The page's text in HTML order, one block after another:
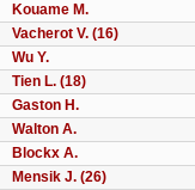
Kouame M.
Vacherot V. (16)
Wu Y.
Tien L. (18)
Gaston H.
Walton A.
Blockx A.
Mensik J. (26)